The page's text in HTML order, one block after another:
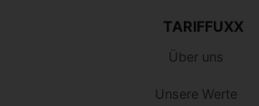
TARIFFUXX
Über uns
Unsere Werte